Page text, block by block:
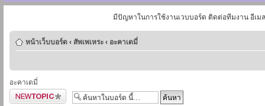
มีปัญหาในการใช้งานเวบบอร์ด ติดต่อทีมงาน อีเม
หน้าเว็บบอร์ด ‹ สัพเพเหระ ‹ อะคาเดมี่
อะคาเดมี่
ตั้งกระทู้ใหม่